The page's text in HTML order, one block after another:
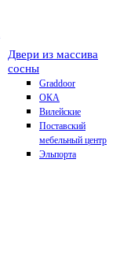
Двери из массива
сосны
Graddoor
ОКА
Вилейские
Поставский
мебельный центр
Эльпорта